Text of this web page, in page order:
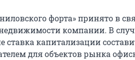
форта» принято в
компании. В
ставка капитализации
для объектов рынка